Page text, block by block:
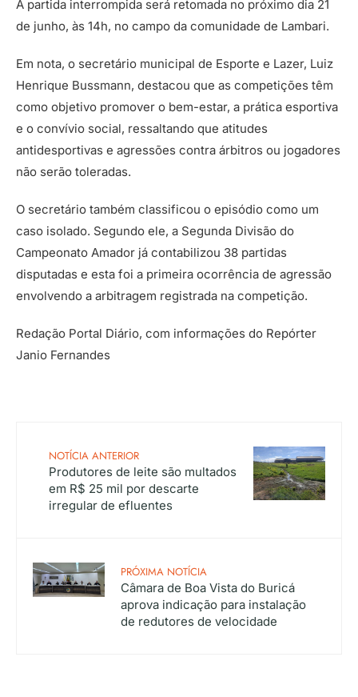
A partida interrompida será retomada no próximo dia 21
de junho, às 14h, no campo da comunidade de Lambari.
Em nota, o secretário municipal de Esporte e Lazer, Luiz
Henrique Bussmann, destacou que as competições têm
como objetivo promover o bem-estar, a prática esportiva
e o convívio social, ressaltando que atitudes
antidesportivas e agressões contra árbitros ou jogadores
não serão toleradas.
O secretário também classificou o episódio como um
caso isolado. Segundo ele, a Segunda Divisão do
Campeonato Amador já contabilizou 38 partidas
disputadas e esta foi a primeira ocorrência de agressão
envolvendo a arbitragem registrada na competição.
Redação Portal Diário, com informações do Repórter
Janio Fernandes
NOTÍCIA ANTERIOR
Produtores de leite são multados
em R$ 25 mil por descarte
irregular de efluentes
PRÓXIMA NOTÍCIA
Câmara de Boa Vista do Buricá
aprova indicação para instalação
de redutores de velocidade